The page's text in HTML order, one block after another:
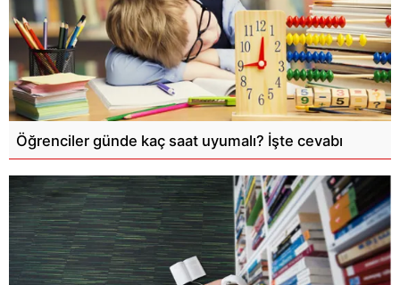
Öğrenciler günde kaç saat uyumalı? İşte cevabı